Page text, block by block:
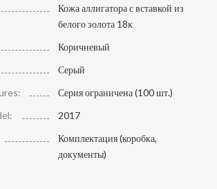
Кожа аллигатора с вставкой из
белого золота 18к
Коричневый
Серый
Серия ограничена (100 шт.)
2017
Комплектация (коробка,
документы)